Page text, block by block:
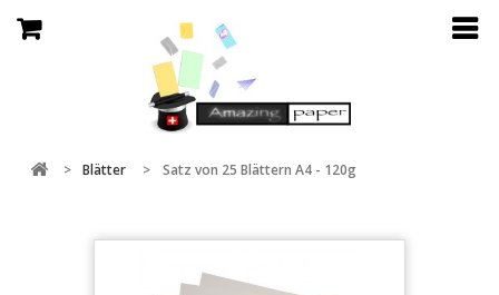
> Blätter > Satz von 25 Blättern A4 - 120g